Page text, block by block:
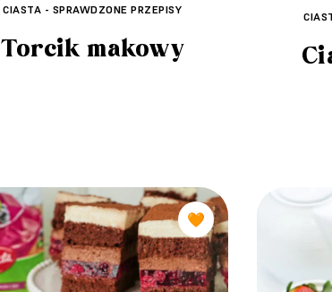
CIASTA - SPRAWDZONE PRZEPISY
Torcik makowy
🧡